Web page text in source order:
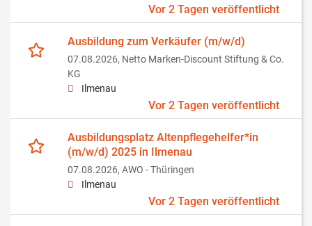
Vor 2 Tagen veröffentlicht
Ausbildung zum Verkäufer (m/w/d)
07.08.2026, Netto Marken-Discount Stiftung & Co.
KG
Ilmenau
Vor 2 Tagen veröffentlicht
Ausbildungsplatz Altenpflegehelfer*in
(m/w/d) 2025 in Ilmenau
07.08.2026, AWO - Thüringen
Ilmenau
Vor 2 Tagen veröffentlicht